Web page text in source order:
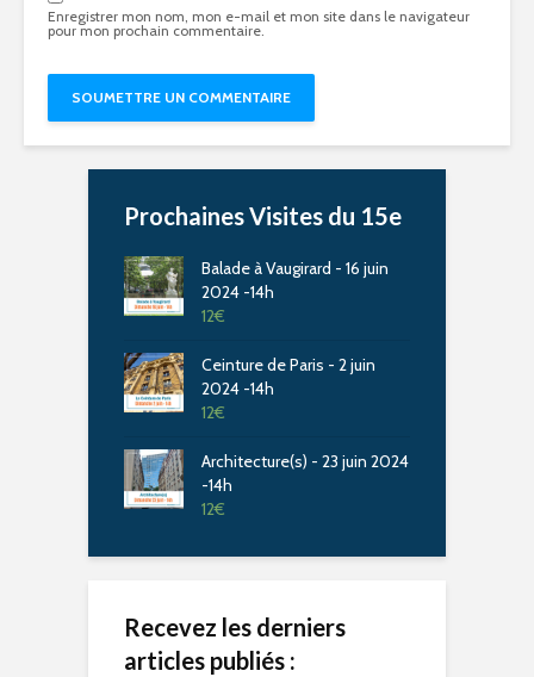
Enregistrer mon nom, mon e-mail et mon site dans le navigateur
pour mon prochain commentaire.
Prochaines Visites du 15e
Balade à Vaugirard - 16 juin
2024 -14h
12€
Ceinture de Paris - 2 juin
2024 -14h
12€
Architecture(s) - 23 juin 2024
-14h
12€
Recevez les derniers
articles publiés :